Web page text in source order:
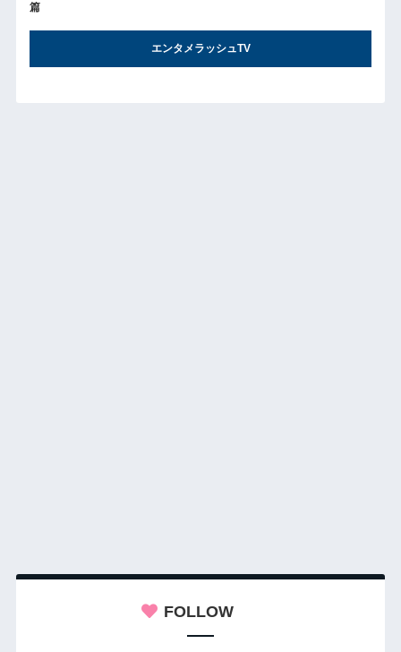
篇
エンタメラッシュTV
FOLLOW